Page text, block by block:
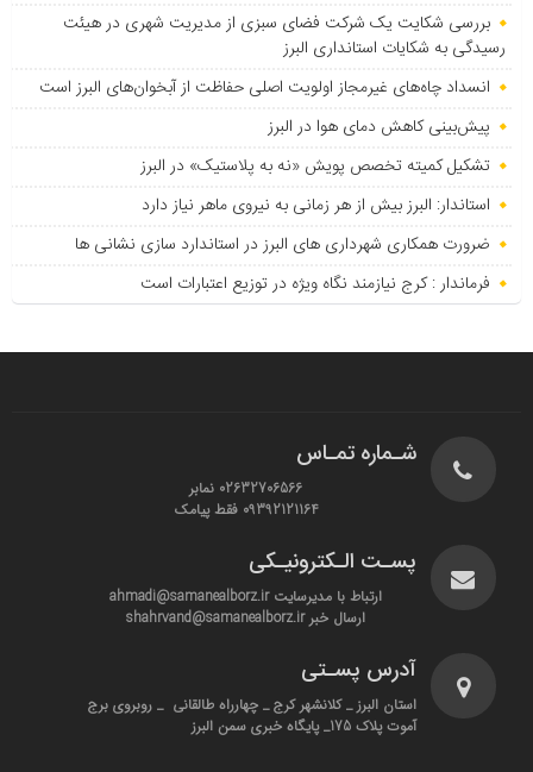
بررسی شکایت یک شرکت فضای سبزی از مدیریت شهری در هیئت
رسیدگی به شکایات استانداری البرز
انسداد چاه‌های غیرمجاز اولویت اصلی حفاظت از آبخوان‌های البرز است
پیش‌بینی کاهش دمای هوا در البرز
تشکیل کمیته تخصص پویش «نه به پلاستیک» در البرز
استاندار: البرز بیش از هر زمانی به نیروی ماهر نیاز دارد
ضرورت همکاری شهرداری های البرز در استاندارد سازی نشانی ها
فرماندار : کرج نیازمند نگاه ویژه در توزیع اعتبارات است
شـماره تمـاس
02632706566 نمابر
09392121164 فقط پیامک
پسـت الـکترونیـکی
ارتباط با مدیرسایت ahmadi@samanealborz.ir
ارسال خبر shahrvand@samanealborz.ir
آدرس پسـتی
استان البرز _ کلانشهر کرج _ چهارراه طالقانی _ روبروی برج
آموت پلاک 175_ پایگاه خبری سمن البرز